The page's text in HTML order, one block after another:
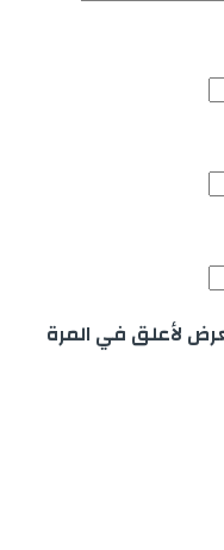
لأعلق في المرة